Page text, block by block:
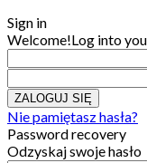
Sign in
Welcome!Log into
Nie pamiętasz hasła?
Password recovery
Odzyskaj swoje hasło